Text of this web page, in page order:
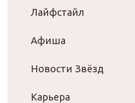
Лайфстайл
Афиша
Новости Звёзд
Карьера